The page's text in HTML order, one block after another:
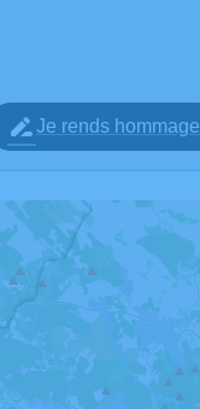
Je rends hommage